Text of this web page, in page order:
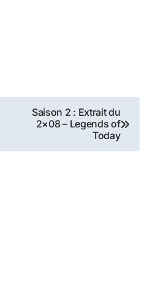
Saison 2 : Extrait du
2×08 – Legends of
Today